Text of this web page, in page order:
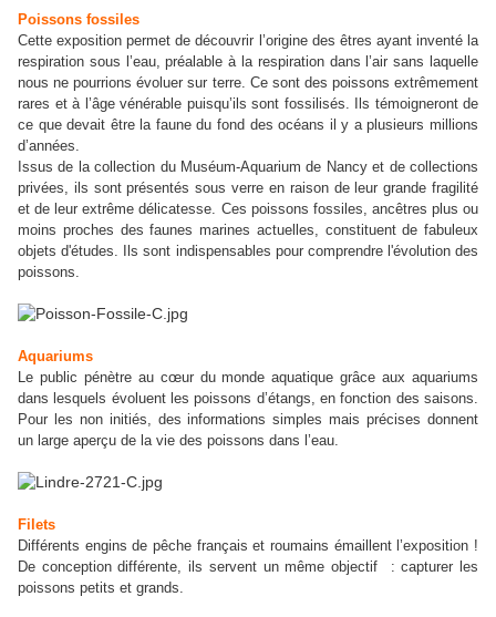
Poissons fossiles
Cette exposition permet de découvrir l’origine des êtres ayant inventé la
respiration sous l’eau, préalable à la respiration dans l’air sans laquelle
nous ne pourrions évoluer sur terre. Ce sont des poissons extrêmement
rares et à l’âge vénérable puisqu’ils sont fossilisés. Ils témoigneront de
ce que devait être la faune du fond des océans il y a plusieurs millions
d’années.
Issus de la collection du Muséum-Aquarium de Nancy et de collections
privées, ils sont présentés sous verre en raison de leur grande fragilité
et de leur extrême délicatesse. Ces poissons fossiles, ancêtres plus ou
moins proches des faunes marines actuelles, constituent de fabuleux
objets d'études. Ils sont indispensables pour comprendre l'évolution des
poissons.
Aquariums
Le public pénètre au cœur du monde aquatique grâce aux aquariums
dans lesquels évoluent les poissons d’étangs, en fonction des saisons.
Pour les non initiés, des informations simples mais précises donnent
un large aperçu de la vie des poissons dans l’eau.
Filets
Différents engins de pêche français et roumains émaillent l’exposition !
De conception différente, ils servent un même objectif : capturer les
poissons petits et grands.